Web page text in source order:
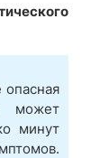
может
минут